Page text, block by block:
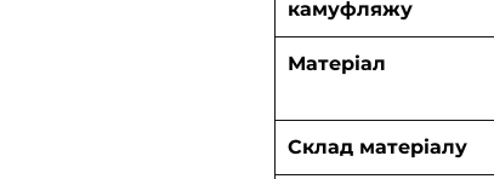
камуфляжу
Матеріал
Склад матеріалу